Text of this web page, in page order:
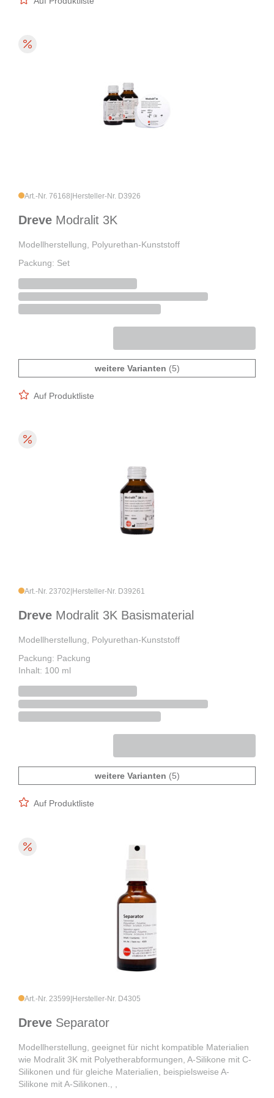
Art.-Nr. 76168 Hersteller-Nr. D3926
Dreve Modralit 3K
Modellherstellung, Polyurethan-Kunststoff
Packung: Set
weitere Varianten (5)
Auf Produktliste
Art.-Nr. 23702 Hersteller-Nr. D39261
Dreve Modralit 3K Basismaterial
Modellherstellung, Polyurethan-Kunststoff
Packung: Packung
Inhalt: 100 ml
weitere Varianten (5)
Auf Produktliste
Art.-Nr. 23599 Hersteller-Nr. D4305
Dreve Separator
Modellherstellung, geeignet für nicht kompatible Materialien
wie Modralit 3K mit Polyetherabformungen, A-Silikone mit C-
Silikonen und für gleiche Materialien, beispielsweise A-
Silikone mit A-Silikonen., ,